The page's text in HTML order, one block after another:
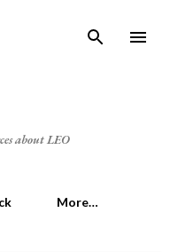
about LEO
More…